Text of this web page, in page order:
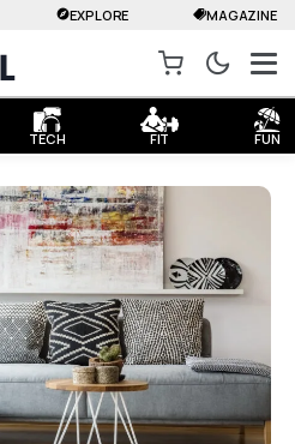
TECH FIT FUN
EXPLORE MAGAZINE